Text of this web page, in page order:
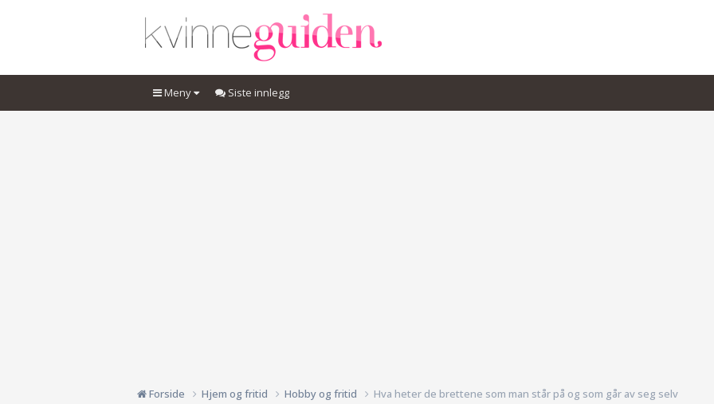
Meny Siste innlegg
Forside Hjem og fritid Hobby og fritid Hva heter de brettene som man står på og som går av seg selv